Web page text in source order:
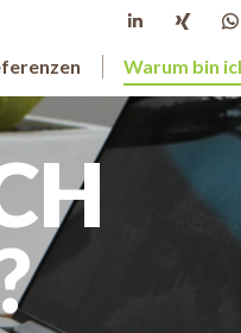
Linkedin
page
opens
new
window
XING
page
Warum bin